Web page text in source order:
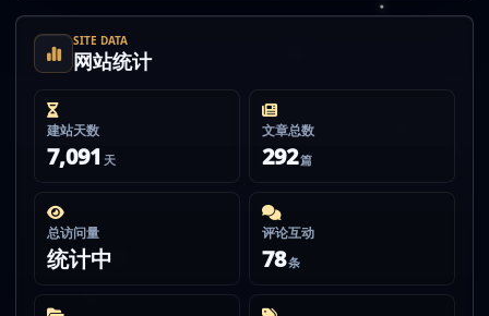
SITE DATA
网站统计
建站天数
7,091 天
文章总数
292篇
总访问量
统计中
评论互动
78条